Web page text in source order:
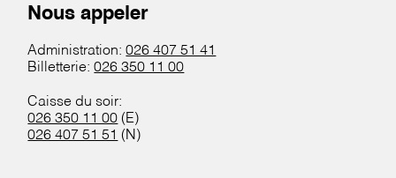
Nous appeler
Administration:026 407 51 41
Billetterie:026 350 11 00
Caisse du soir:
026 350 11 00 (E)
026 407 51 51 (N)